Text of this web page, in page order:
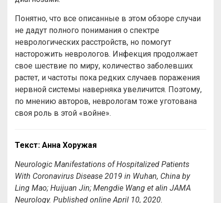
Понятно, что все описанные в этом обзоре случаи
не дадут полного понимания о спектре
неврологических расстройств, но помогут
насторожить неврологов. Инфекция продолжает
свое шествие по миру, количество заболевших
растет, и частоты пока редких случаев поражения
нервной системы наверняка увеличится. Поэтому,
по мнению авторов, неврологам тоже уготована
своя роль в этой «войне».
Текст: Анна Хоружая
Neurologic Manifestations of Hospitalized Patients
With Coronavirus Disease 2019 in Wuhan, China by
Ling Mao; Huijuan Jin; Mengdie Wang et alin JAMA
Neurology. Published online April 10, 2020.